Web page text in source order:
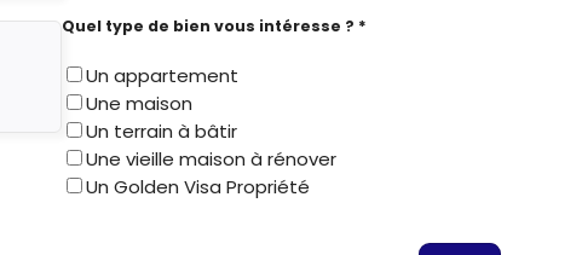
Quel type de bien vous intéresse ? *
Un appartement
Une maison
Un terrain à bâtir
Une vieille maison à rénover
Un Golden Visa Propriété